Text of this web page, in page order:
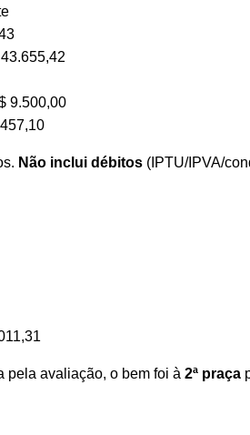
9.500,00
Não inclui débitos (IPTU/IPVA/
pela avaliação, o bem foi à 2ª praça